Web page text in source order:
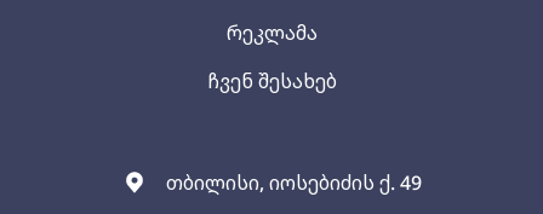
თბილისი, იოსებიძის ქ. 49
რეკლამა
ჩვენ შესახებ